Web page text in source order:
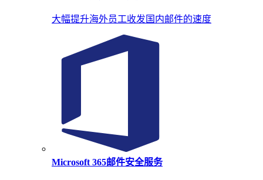
大幅提升海外员工收发国内邮件的速度
Microsoft 365邮件安全服务